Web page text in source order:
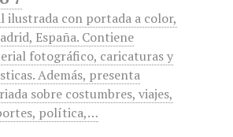
ilustrada con portada a color,
España. Contiene
fotográfico, caricaturas y
Además, presenta
sobre costumbres, viajes,
política,…